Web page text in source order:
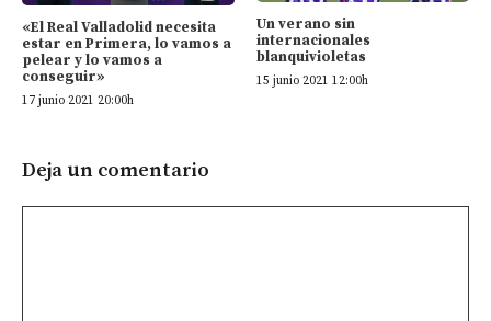
«El Real Valladolid necesita
estar en Primera, lo vamos a
pelear y lo vamos a
conseguir»
17 junio 2021 20:00h
Un verano sin
internacionales
blanquivioletas
15 junio 2021 12:00h
Deja un comentario